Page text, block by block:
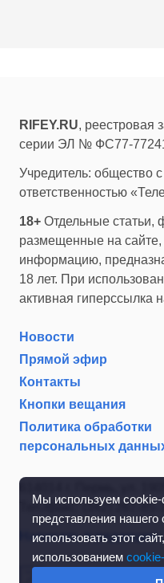
Мы используем
представления
использовать этот
использованием
RIFEY.RU, реестровая
серии ЭЛ № ФС77-77241
Учредитель: общество
ответственностью
18+ Отдельные статьи,
размещенные на сайте,
информацию,
18 лет. При
активная гиперссылка
Новости
Прямой эфир
Контакты
Кнопки вещания
Политика обработки
персональных
Тел./факс: (342) 267-85-
Написать в редакцию